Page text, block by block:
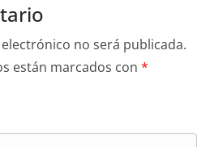
no será publicada.
están marcados con *